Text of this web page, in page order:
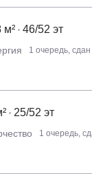
м² 46/52 эт
1 очередь,
25/52 эт
1 очередь,